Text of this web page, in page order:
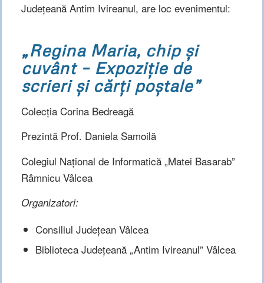
Județeană Antim Ivireanul, are loc evenimentul:
„Regina Maria, chip și
cuvânt – Expoziție de
scrieri și cărți poștale”
Colecția Corina Bedreagă
Prezintă Prof. Daniela Samoilă
Colegiul Național de Informatică „Matei Basarab”
Râmnicu Vâlcea
Organizatori:
Consiliul Județean Vâlcea
Biblioteca Județeană „Antim Ivireanul” Vâlcea